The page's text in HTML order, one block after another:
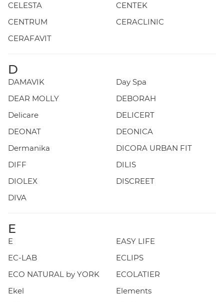
CELESTA
CENTEK
CENTRUM
CERACLINIC
CERAFAVIT
D
DAMAVIK
Day Spa
DEAR MOLLY
DEBORAH
Delicare
DELICERT
DEONAT
DEONICA
Dermanika
DICORA URBAN FIT
DIFF
DILIS
DIOLEX
DISCREET
DIVA
E
E
EASY LIFE
EC-LAB
ECLIPS
ECO NATURAL by YORK
ECOLATIER
Ekel
Elements